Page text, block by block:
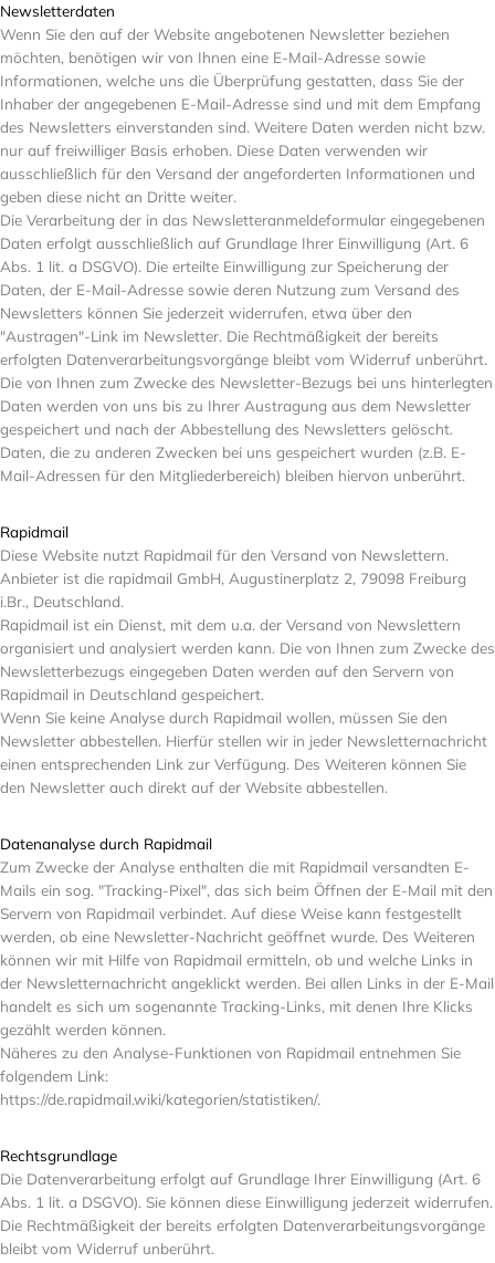
Newsletterdaten
Wenn Sie den auf der Website angebotenen Newsletter beziehen
möchten, benötigen wir von Ihnen eine E-Mail-Adresse sowie
Informationen, welche uns die Überprüfung gestatten, dass Sie der
Inhaber der angegebenen E-Mail-Adresse sind und mit dem Empfang
des Newsletters einverstanden sind. Weitere Daten werden nicht bzw.
nur auf freiwilliger Basis erhoben. Diese Daten verwenden wir
ausschließlich für den Versand der angeforderten Informationen und
geben diese nicht an Dritte weiter.
Die Verarbeitung der in das Newsletteranmeldeformular eingegebenen
Daten erfolgt ausschließlich auf Grundlage Ihrer Einwilligung (Art. 6
Abs. 1 lit. a DSGVO). Die erteilte Einwilligung zur Speicherung der
Daten, der E-Mail-Adresse sowie deren Nutzung zum Versand des
Newsletters können Sie jederzeit widerrufen, etwa über den
"Austragen"-Link im Newsletter. Die Rechtmäßigkeit der bereits
erfolgten Datenverarbeitungsvorgänge bleibt vom Widerruf unberührt.
Die von Ihnen zum Zwecke des Newsletter-Bezugs bei uns hinterlegten
Daten werden von uns bis zu Ihrer Austragung aus dem Newsletter
gespeichert und nach der Abbestellung des Newsletters gelöscht.
Daten, die zu anderen Zwecken bei uns gespeichert wurden (z.B. E-
Mail-Adressen für den Mitgliederbereich) bleiben hiervon unberührt.
Rapidmail
Diese Website nutzt Rapidmail für den Versand von Newslettern.
Anbieter ist die rapidmail GmbH, Augustinerplatz 2, 79098 Freiburg
i.Br., Deutschland.
Rapidmail ist ein Dienst, mit dem u.a. der Versand von Newslettern
organisiert und analysiert werden kann. Die von Ihnen zum Zwecke des
Newsletterbezugs eingegeben Daten werden auf den Servern von
Rapidmail in Deutschland gespeichert.
Wenn Sie keine Analyse durch Rapidmail wollen, müssen Sie den
Newsletter abbestellen. Hierfür stellen wir in jeder Newsletternachricht
einen entsprechenden Link zur Verfügung. Des Weiteren können Sie
den Newsletter auch direkt auf der Website abbestellen.
Datenanalyse durch Rapidmail
Zum Zwecke der Analyse enthalten die mit Rapidmail versandten E-
Mails ein sog. "Tracking-Pixel", das sich beim Öffnen der E-Mail mit den
Servern von Rapidmail verbindet. Auf diese Weise kann festgestellt
werden, ob eine Newsletter-Nachricht geöffnet wurde. Des Weiteren
können wir mit Hilfe von Rapidmail ermitteln, ob und welche Links in
der Newsletternachricht angeklickt werden. Bei allen Links in der E-Mail
handelt es sich um sogenannte Tracking-Links, mit denen Ihre Klicks
gezählt werden können.
Näheres zu den Analyse-Funktionen von Rapidmail entnehmen Sie
folgendem Link:
https://de.rapidmail.wiki/kategorien/statistiken/.
Rechtsgrundlage
Die Datenverarbeitung erfolgt auf Grundlage Ihrer Einwilligung (Art. 6
Abs. 1 lit. a DSGVO). Sie können diese Einwilligung jederzeit widerrufen.
Die Rechtmäßigkeit der bereits erfolgten Datenverarbeitungsvorgänge
bleibt vom Widerruf unberührt.